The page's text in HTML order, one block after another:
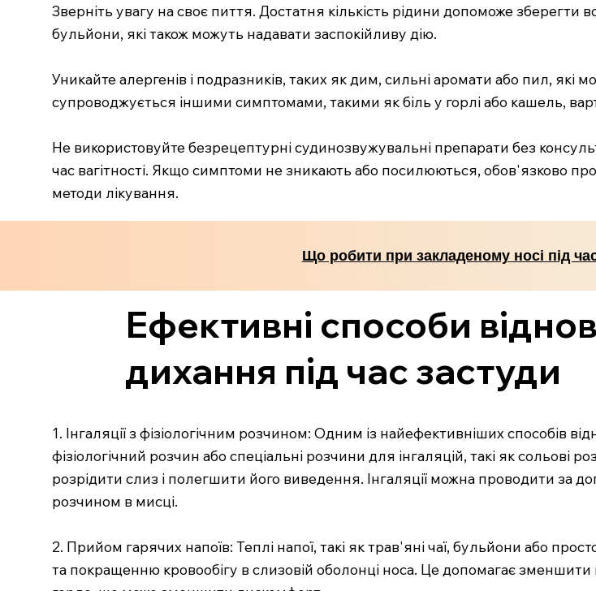
Зверніть увагу на своє пиття. Достатня кількість рідини допоможе зберегти
бульйони, які також можуть надавати заспокійливу дію.
Уникайте алергенів і подразників, таких як дим, сильні аромати або пил, які
супроводжується іншими симптомами, такими як біль у горлі або кашель,
Не використовуйте безрецептурні судинозвужувальні препарати без
час вагітності. Якщо симптоми не зникають або посилюються, обов'язково
методи лікування.
Що робити при закладеному носі під час
Ефективні способи
дихання під час застуди
1. Інгаляції з фізіологічним розчином: Одним із найефективніших способів
фізіологічний розчин або спеціальні розчини для інгаляцій, такі як
розрідити слиз і полегшити його виведення. Інгаляції можна проводити за
розчином в мисці.
2. Прийом гарячих напоїв: Теплі напої, такі як трав'яні чаї, бульйони або
та покращенню кровообігу в слизовій оболонці носа. Це допомагає